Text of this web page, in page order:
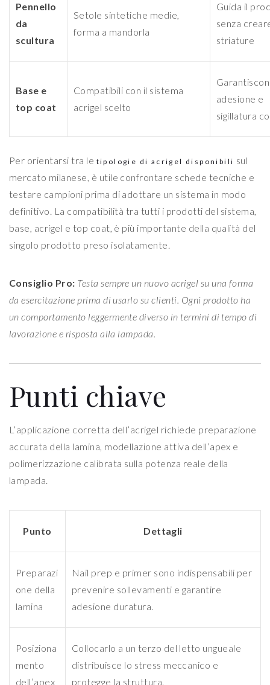
Pennello
da
scultura
Setole sintetiche medie,
forma a mandorla
Guida il
senza
striature
Base e
top coat
Compatibili con il sistema
acrigel scelto
adesione e
sigillatura
Per orientarsi tra le tipologie di acrigel disponibili sul
mercato milanese, è utile confrontare schede tecniche e
testare campioni prima di adottare un sistema in modo
definitivo. La compatibilità tra tutti i prodotti del sistema,
base, acrigel e top coat, è più importante della qualità del
singolo prodotto preso isolatamente.
Consiglio Pro: Testa sempre un nuovo acrigel su una forma
da esercitazione prima di usarlo su clienti. Ogni prodotto ha
un comportamento leggermente diverso in termini di tempo di
lavorazione e risposta alla lampada.
Punti chiave
L’applicazione corretta dell’acrigel richiede preparazione
accurata della lamina, modellazione attiva dell’apex e
polimerizzazione calibrata sulla potenza reale della
lampada.
Punto Dettagli
Preparazi
one della
lamina
Nail prep e primer sono indispensabili per
prevenire sollevamenti e garantire
adesione duratura.
Posiziona
mento
dell’apex
Collocarlo a un terzo del letto ungueale
distribuisce lo stress meccanico e
protegge la struttura.